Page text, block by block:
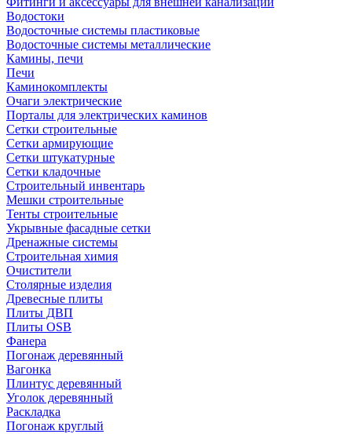
Водостоки
Водосточные системы пластиковые
Водосточные системы металлические
Камины, печи
Печи
Каминокомплекты
Очаги электрические
Порталы для электрических каминов
Сетки строительные
Сетки армирующие
Сетки штукатурные
Сетки кладочные
Строительный инвентарь
Мешки строительные
Тенты строительные
Укрывные фасадные сетки
Дренажные системы
Строительная химия
Очистители
Столярные изделия
Древесные плиты
Плиты ДВП
Плиты OSB
Фанера
Погонаж деревянный
Вагонка
Плинтус деревянный
Уголок деревянный
Раскладка
Погонаж круглый